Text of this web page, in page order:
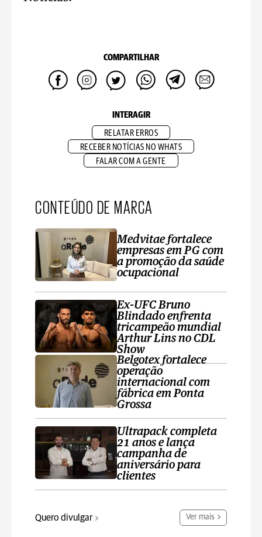
COMPARTILHAR
INTERAGIR
RELATAR ERROS
RECEBER NOTÍCIAS NO WHATS
FALAR COM A GENTE
CONTEÚDO DE MARCA
Medvitae fortalece
empresas em PG com
a promoção da saúde
ocupacional
Ex-UFC Bruno
Blindado enfrenta
tricampeão mundial
Arthur Lins no CDL
Show
Belgotex fortalece
operação
internacional com
fábrica em Ponta
Grossa
Ultrapack completa
21 anos e lança
campanha de
aniversário para
clientes
Quero divulgar Ver mais